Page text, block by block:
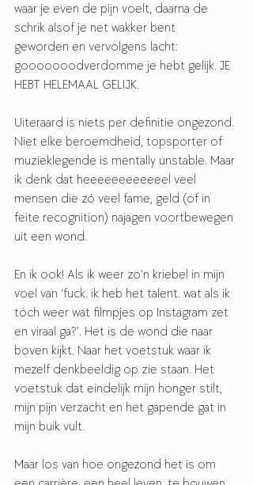
waar je even de pijn voelt, daarna de
schrik alsof je net wakker bent
geworden en vervolgens lacht:
gooooooodverdomme je hebt gelijk. JE
HEBT HELEMAAL GELIJK.
Uiteraard is niets per definitie ongezond.
Niet elke beroemdheid, topsporter of
muzieklegende is mentally unstable. Maar
ik denk dat heeeeeeeeeeeel veel
mensen die zó veel fame, geld (of in
feite recognition) najagen voortbewegen
uit een wond.
En ik ook! Als ik weer zo'n kriebel in mijn
voel van 'fuck. ik heb het talent. wat als ik
tóch weer wat filmpjes op Instagram zet
en viraal ga?'. Het is de wond die naar
boven kijkt. Naar het voetstuk waar ik
mezelf denkbeeldig op zie staan. Het
voetstuk dat eindelijk mijn honger stilt,
mijn pijn verzacht en het gapende gat in
mijn buik vult.
Maar los van hoe ongezond het is om